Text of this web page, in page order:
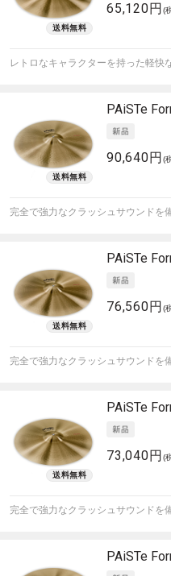
65,120円 (
レトロなキャラクターを持った軽快
PAiSTe
90,640円 (
完全で強力なクラッシュサウンドを
PAiSTe
76,560円 (
完全で強力なクラッシュサウンドを
PAiSTe
73,040円 (
完全で強力なクラッシュサウンドを
PAiSTe